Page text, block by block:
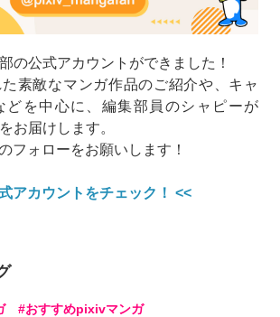
の公式アカウントができました！
素敵なマンガ作品のご紹介や、キャ
どを中心に、編集部員のシャピーが
お届けします。
フォローをお願いします！
アカウントをチェック！ <<
おすすめpixivマンガ